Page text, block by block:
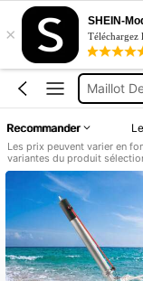
×
SHEIN-
Téléchargez
Squishy
Maillot
Robes
Metelas
Recommander
Les prix peuvent varier en
variantes du produit